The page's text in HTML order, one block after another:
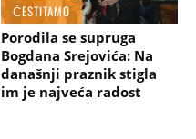
ČESTITAMO
Porodila se supruga
Bogdana Srejovića: Na
današnji praznik stigla
im je najveća radost